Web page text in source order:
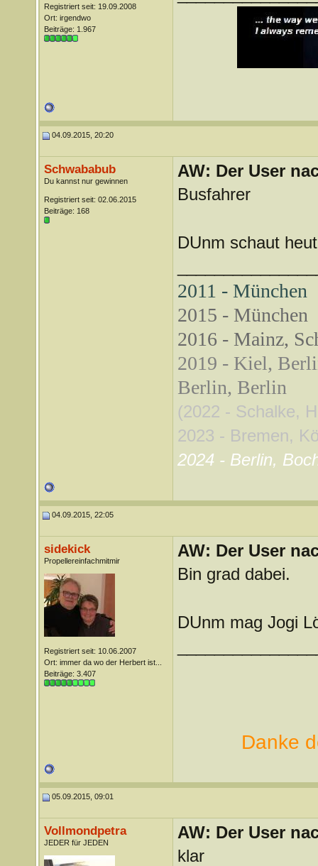
Registriert seit: 19.09.2008
Ort: irgendwo
Beiträge: 1.967
04.09.2015, 20:20
Schwababub
Du kannst nur gewinnen
Registriert seit: 02.06.2015
Beiträge: 168
AW: Der User
Busfahrer
DUnm schaut
2011 - München
2015 - München
2016 - Mainz,
2019 - Kiel,
Berlin, Berlin
(2022 - Schalke,
2023 - Bremen,
2024 - Berlin,
04.09.2015, 22:05
sidekick
Propellereinfachmitmir
Registriert seit: 10.06.2007
Ort: immer da wo der Herbert ist...
Beiträge: 3.407
AW: Der User
Bin grad dabei.
DUnm mag Jogi
Danke
05.09.2015, 09:01
Vollmondpetra
JEDER für JEDEN
AW: Der User
klar